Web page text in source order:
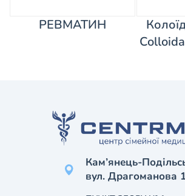
РЕВМАТИН
Кам’янець-
вул. Драгоманова